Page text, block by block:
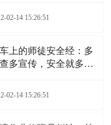
02-14 15:26:51
上的师徒安全经：多
多宣传，安全就多一
02-14 15:26:51